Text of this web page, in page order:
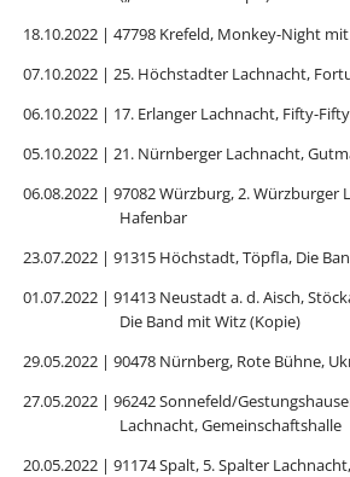
18.10.2022 | 47798 Krefeld, Monkey-Night
07.10.2022 | 25. Höchstadter Lachnacht,
06.10.2022 | 17. Erlanger Lachnacht, Fifty-Fifty
05.10.2022 | 21. Nürnberger Lachnacht,
06.08.2022 | 97082 Würzburg, 2. Würzburger
Hafenbar
23.07.2022 | 91315 Höchstadt, Töpfla, Die
01.07.2022 | 91413 Neustadt a. d. Aisch,
Die Band mit Witz (Kopie)
29.05.2022 | 90478 Nürnberg, Rote Bühne,
27.05.2022 | 96242 Sonnefeld/
Lachnacht, Gemeinschaftshalle
20.05.2022 | 91174 Spalt, 5. Spalter